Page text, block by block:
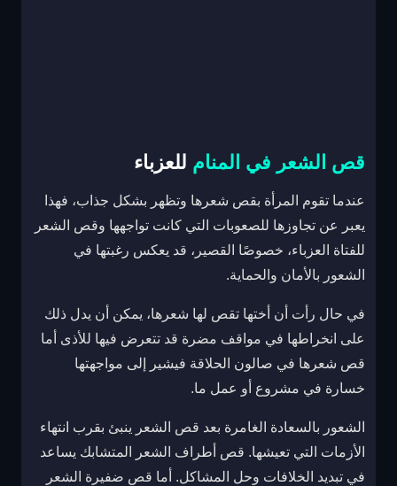
قص الشعر في المنام للعزباء
عندما تقوم المرأة بقص شعرها وتظهر بشكل جذاب، فهذا
يعبر عن تجاوزها للصعوبات التي كانت تواجهها وقص الشعر
للفتاة العزباء، خصوصًا القصير، قد يعكس رغبتها في
الشعور بالأمان والحماية.
في حال رأت أن أختها تقص لها شعرها، يمكن أن يدل ذلك
على انخراطها في مواقف مضرة قد تتعرض فيها للأذى أما
قص شعرها في صالون الحلاقة فيشير إلى مواجهتها
خسارة في مشروع أو عمل ما.
الشعور بالسعادة الغامرة بعد قص الشعر ينبئ بقرب انتهاء
الأزمات التي تعيشها. قص أطراف الشعر المتشابك يساعد
في تبديد الخلافات وحل المشاكل. أما قص ضفيرة الشعر